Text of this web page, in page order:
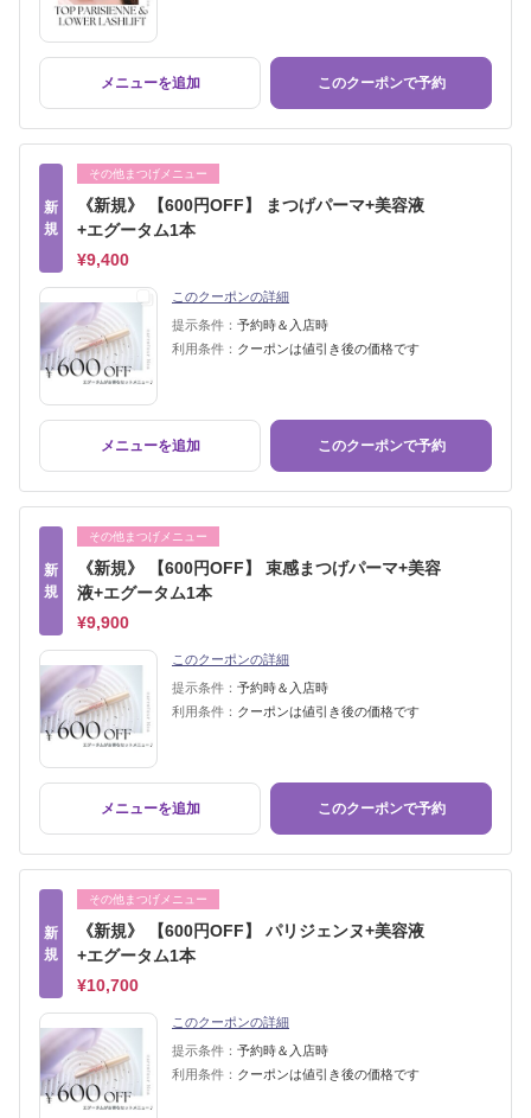
メニューを追加 このクーポンで予約
新
規
その他まつげメニュー
《新規》 【600円OFF】 まつげパーマ+美容液
+エグータム1本
¥9,400
このクーポンの詳細
提示条件： 予約時＆入店時
利用条件： クーポンは値引き後の価格です
メニューを追加 このクーポンで予約
新
規
その他まつげメニュー
《新規》 【600円OFF】 束感まつげパーマ+美容
液+エグータム1本
¥9,900
このクーポンの詳細
提示条件： 予約時＆入店時
利用条件： クーポンは値引き後の価格です
メニューを追加 このクーポンで予約
新
規
その他まつげメニュー
《新規》 【600円OFF】 パリジェンヌ+美容液
+エグータム1本
¥10,700
このクーポンの詳細
提示条件： 予約時＆入店時
利用条件： クーポンは値引き後の価格です